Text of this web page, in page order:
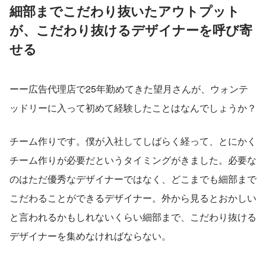
細部までこだわり抜いたアウトプット
が、こだわり抜けるデザイナーを呼び寄
せる
ーー広告代理店で25年勤めてきた望月さんが、ウォンテ
ッドリーに入って初めて経験したことはなんでしょうか？
チーム作りです。僕が入社してしばらく経って、とにかく
チーム作りが必要だというタイミングがきました。必要な
のはただ優秀なデザイナーではなく、どこまでも細部まで
こだわることができるデザイナー。外から見るとおかしい
と言われるかもしれないくらい細部まで、こだわり抜ける
デザイナーを集めなければならない。